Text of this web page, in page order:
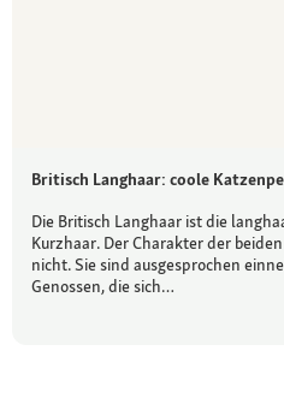
Britisch Langhaar: coole
Die Britisch Langhaar ist die
Kurzhaar. Der Charakter der
nicht. Sie sind ausgesprochen
Genossen, die sich…